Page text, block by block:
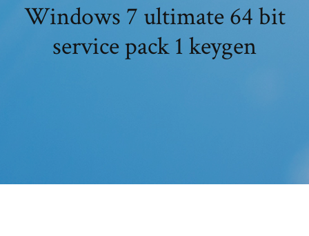
Windows 7 ultimate 64 bit
service pack 1 keygen